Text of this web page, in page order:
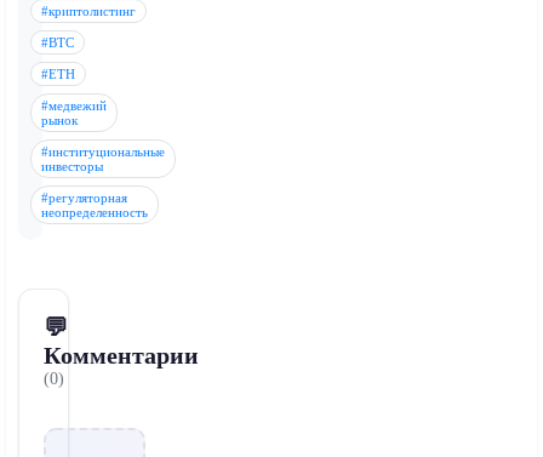
#криптолистинг
#BTC
#ETH
#медвежий
рынок
#институциональные
инвесторы
#регуляторная
неопределенность
💬
Комментарии
(0)